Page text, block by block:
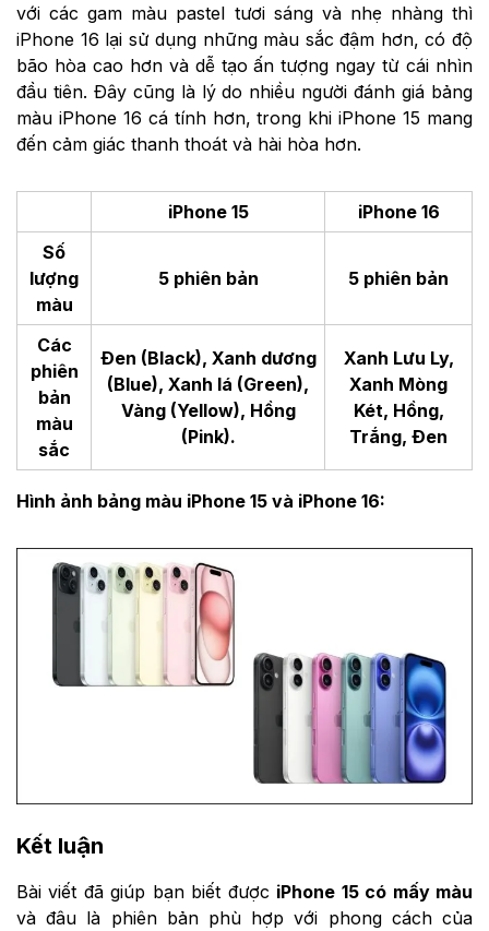
với các gam màu pastel tươi sáng và nhẹ nhàng thì
iPhone 16 lại sử dụng những màu sắc đậm hơn, có độ
bão hòa cao hơn và dễ tạo ấn tượng ngay từ cái nhìn
đầu tiên. Đây cũng là lý do nhiều người đánh giá bảng
màu iPhone 16 cá tính hơn, trong khi iPhone 15 mang
đến cảm giác thanh thoát và hài hòa hơn.
iPhone 15
iPhone 16
Số
lượng
màu
5 phiên bản 5 phiên bản
Các
phiên
bản
màu
sắc
Đen (Black), Xanh dương
(Blue), Xanh lá (Green),
Vàng (Yellow), Hồng
(Pink).
Xanh Lưu Ly,
Xanh Mòng
Két, Hồng,
Trắng, Đen
Hình ảnh bảng màu iPhone 15 và iPhone 16:
Kết luận
Bài viết đã giúp bạn biết được iPhone 15 có mấy màu
và đâu là phiên bản phù hợp với phong cách của